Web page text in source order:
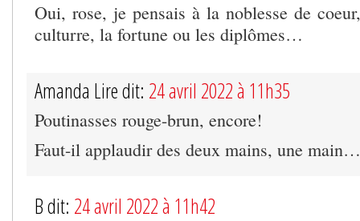
Oui, rose, je pensais à la noblesse de
culturre, la fortune ou les diplômes…
Amanda Lire dit: 24 avril 2022 à 11h35
Poutinasses rouge-brun, encore!
Faut-il applaudir des deux mains, une
B dit: 24 avril 2022 à 11h42